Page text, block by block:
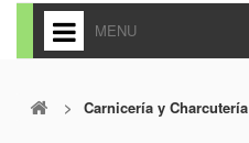
MENU
ALIMENTACIÓN
> Carnicería y Charcutería